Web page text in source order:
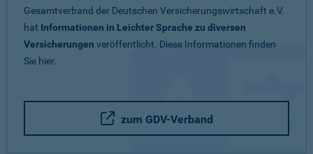
Gesamtverband der Deutschen Versicherungswirtschaft e.V.
hat Informationen in Leichter Sprache zu diversen
Versicherungen veröffentlicht. Diese Informationen finden
Sie hier.
zum GDV-Verband